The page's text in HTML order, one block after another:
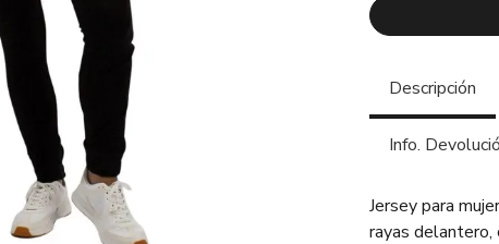
Descripción
Info.
Jersey para
rayas delantero,